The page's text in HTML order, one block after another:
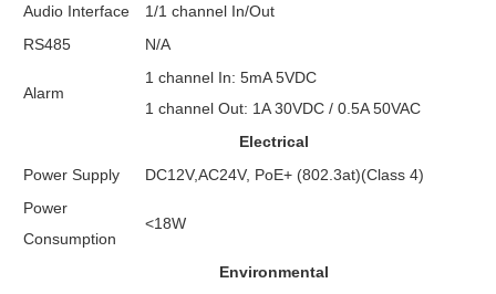
Audio Interface
1/1 channel In/Out
RS485
N/A
Alarm
1 channel In: 5mA 5VDC
1 channel Out: 1A 30VDC / 0.5A 50VAC
Electrical
Power Supply
DC12V,AC24V, PoE+ (802.3at)(Class 4)
Power
Consumption
<18W
Environmental